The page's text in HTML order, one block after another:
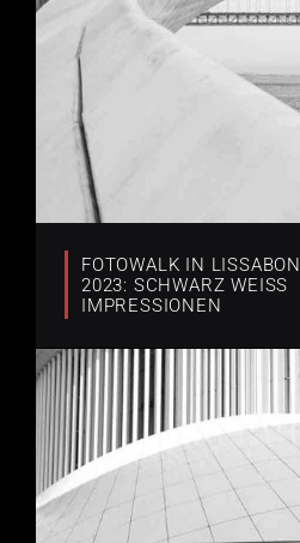
FOTOWALK IN LISSABON
2023: SCHWARZ WEISS I
MPRESSIONEN